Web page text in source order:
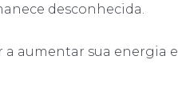
desconhecida.
aumentar sua energia e